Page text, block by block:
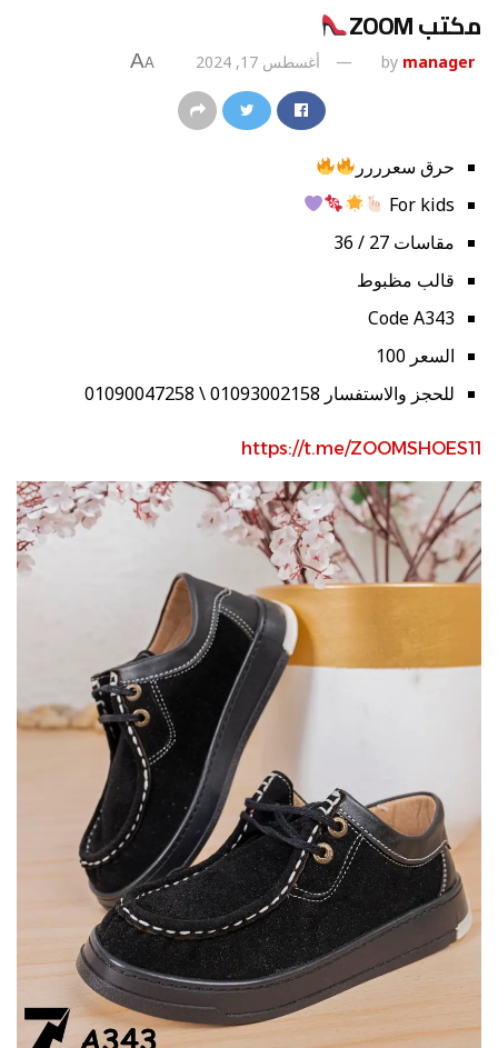
مكتب ZOOM
by manager أغسطس 17, 2024 A
A
حرق سعرررر
For kids
مقاسات 27 / 36
قالب مظبوط
Code A343
السعر 100
للحجز والاستفسار 01093002158 \ 01090047258
https://t.me/ZOOMSHOES11